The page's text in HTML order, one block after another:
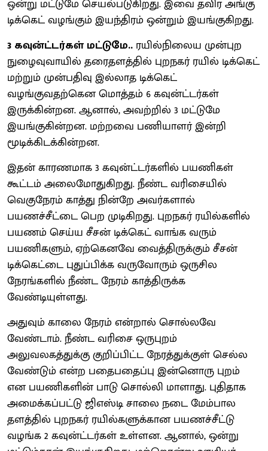
ஒன்று மட்டுமே செயல்படுகிறது. இவை தவிர அங்கு
டிக்கெட் வழங்கும் இயந்திரம் ஒன்றும் இயங்குகிறது.
3 கவுன்ட்டர்கள் மட்டுமே.. ரயில்நிலைய முன்புற
நுழைவுவாயில் தரைதளத்தில் புறநகர் ரயில் டிக்கெட்
மற்றும் முன்பதிவு இல்லாத டிக்கெட்
வழங்குவதற்கென மொத்தம் 6 கவுன்ட்டர்கள்
இருக்கின்றன. ஆனால், அவற்றில் 3 மட்டுமே
இயங்குகின்றன. மற்றவை பணியாளர் இன்றி
மூடிக்கிடக்கின்றன.
இதன் காரணமாக 3 கவுன்ட்டர்களில் பயணிகள்
கூட்டம் அலைமோதுகிறது. நீண்ட வரிசையில்
வெகுநேரம் காத்து நின்றே அவர்களால்
பயணச்சீட்டை பெற முடிகிறது. புறநகர் ரயில்களில்
பயணம் செய்ய சீசன் டிக்கெட் வாங்க வரும்
பயணிகளும், ஏற்கெனவே வைத்திருக்கும் சீசன்
டிக்கெட்டை புதுப்பிக்க வருவோரும் ஒருசில
நேரங்களில் நீண்ட நேரம் காத்திருக்க
வேண்டியுள்ளது.
அதுவும் காலை நேரம் என்றால் சொல்லவே
வேண்டாம். நீண்ட வரிசை ஒருபுறம்
அலுவலகத்துக்கு குறிப்பிட்ட நேரத்துக்குள் செல்ல
வேண்டும் என்ற பதைபதைப்பு இன்னொரு புறம்
என பயணிகளின் பாடு சொல்லி மாளாது. புதிதாக
அமைக்கப்பட்டு ஜிஎஸ்டி சாலை நடை மேம்பால
தளத்தில் புறநகர் ரயில்களுக்கான பயணச்சீட்டு
வழங்க 2 கவுன்ட்டர்கள் உள்ளன. ஆனால், ஒன்று